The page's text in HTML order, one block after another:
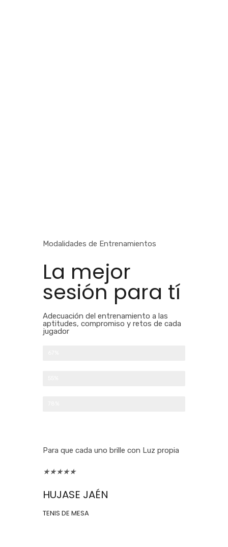
Modalidades de Entrenamientos
La mejor
sesión para tí
Adecuación del entrenamiento a las
aptitudes, compromiso y retos de cada
jugador
Para que cada uno brille con Luz propia
★★★★★
HUJASE JAÉN
TENIS DE MESA